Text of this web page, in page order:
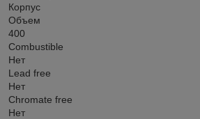
Корпус
Объем
400
Combustible
Нет
Lead free
Нет
Chromate free
Нет